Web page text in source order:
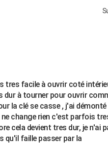
tres facile à ouvrir coté
dur à tourner pour ouvrir
la clé se casse , j'ai démonté
change rien c'est parfois
cela devient tres dur, je n'ai
qu'il faille passer par la